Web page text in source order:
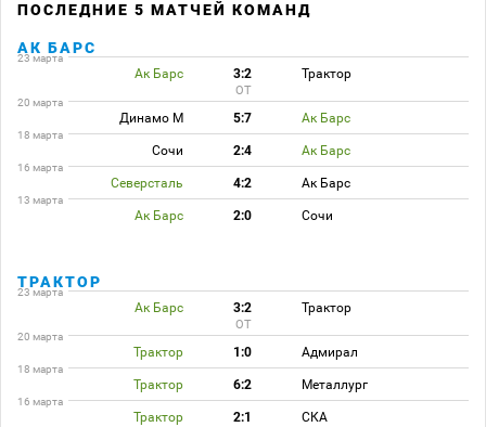
ПОСЛЕДНИЕ 5 МАТЧЕЙ КОМАНД
АК БАРС
23 марта
Ак Барс 3:2 Трактор
ОТ
20 марта
Динамо М 5:7 Ак Барс
18 марта
Сочи 2:4 Ак Барс
16 марта
Северсталь 4:2 Ак Барс
13 марта
Ак Барс 2:0 Сочи
ТРАКТОР
23 марта
Ак Барс 3:2 Трактор
ОТ
20 марта
Трактор 1:0 Адмирал
18 марта
Трактор 6:2 Металлург
16 марта
Трактор 2:1 СКА